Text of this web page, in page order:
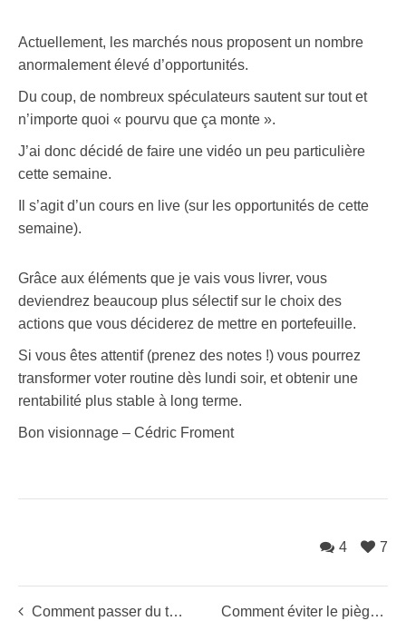
Actuellement, les marchés nous proposent un nombre
anormalement élevé d’opportunités.
Du coup, de nombreux spéculateurs sautent sur tout et
n’importe quoi « pourvu que ça monte ».
J’ai donc décidé de faire une vidéo un peu particulière
cette semaine.
Il s’agit d’un cours en live (sur les opportunités de cette
semaine).
Grâce aux éléments que je vais vous livrer, vous
deviendrez beaucoup plus sélectif sur le choix des
actions que vous déciderez de mettre en portefeuille.
Si vous êtes attentif (prenez des notes !) vous pourrez
transformer voter routine dès lundi soir, et obtenir une
rentabilité plus stable à long terme.
Bon visionnage – Cédric Froment
7
4
Comment passer du trading virtuel au trading réel? Avec Jérôme de Corée (Swing trader LSL) Comment éviter le piège d’une action illiquide (LDM)?